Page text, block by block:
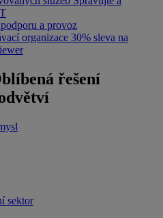
a provoz
organizace 30% sleva na
řešení
sektor